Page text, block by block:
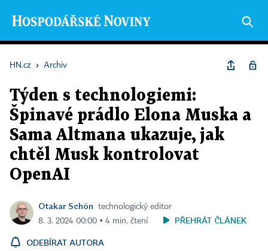
HN.cz › Archiv
Týden s technologiemi:
Špinavé prádlo Elona Muska a
Sama Altmana ukazuje, jak
chtěl Musk kontrolovat
OpenAI
Otakar Schön
technologický editor
8. 3. 2024 00:00 ▪ 4 min. čtení
PŘEHRÁT ČLÁNEK
ODEBÍRAT AUTORA